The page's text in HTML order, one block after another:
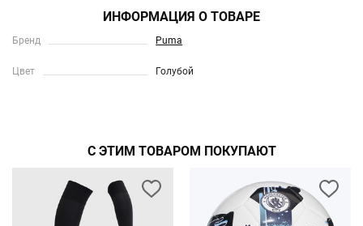
ИНФОРМАЦИЯ О ТОВАРЕ
Бренд Puma
Цвет Голубой
С ЭТИМ ТОВАРОМ ПОКУПАЮТ